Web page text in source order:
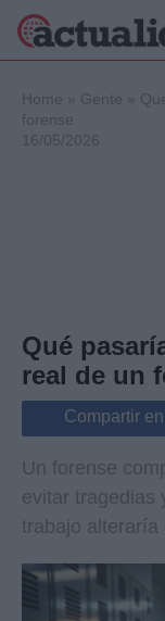
Viajes
Home » Gente »
forense
16/05/2026
Qué
real de un
Compartir
Un forense
evitar tragedias
trabajo alteraría